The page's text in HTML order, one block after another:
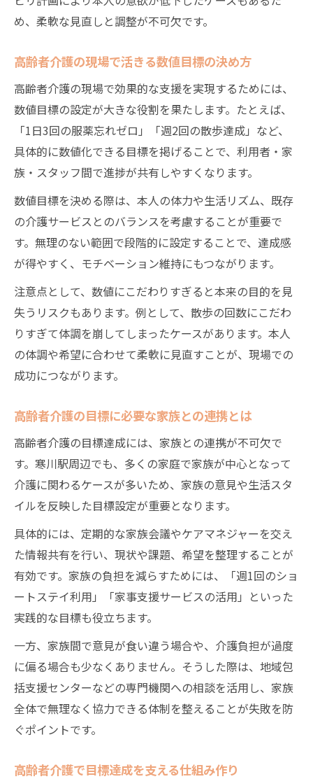
め、柔軟な見直しと調整が不可欠です。
高齢者介護の現場で活きる数値目標の決め方
高齢者介護の現場で効果的な支援を実現するためには、
数値目標の設定が大きな役割を果たします。たとえば、
「1日3回の服薬忘れゼロ」「週2回の散歩達成」など、
具体的に数値化できる目標を掲げることで、利用者・家
族・スタッフ間で進捗が共有しやすくなります。
数値目標を決める際は、本人の体力や生活リズム、既存
の介護サービスとのバランスを考慮することが重要で
す。無理のない範囲で段階的に設定することで、達成感
が得やすく、モチベーション維持にもつながります。
注意点として、数値にこだわりすぎると本来の目的を見
失うリスクもあります。例として、散歩の回数にこだわ
りすぎて体調を崩してしまったケースがあります。本人
の体調や希望に合わせて柔軟に見直すことが、現場での
成功につながります。
高齢者介護の目標に必要な家族との連携とは
高齢者介護の目標達成には、家族との連携が不可欠で
す。寒川駅周辺でも、多くの家庭で家族が中心となって
介護に関わるケースが多いため、家族の意見や生活スタ
イルを反映した目標設定が重要となります。
具体的には、定期的な家族会議やケアマネジャーを交え
た情報共有を行い、現状や課題、希望を整理することが
有効です。家族の負担を減らすためには、「週1回のショ
ートステイ利用」「家事支援サービスの活用」といった
実践的な目標も役立ちます。
一方、家族間で意見が食い違う場合や、介護負担が過度
に偏る場合も少なくありません。そうした際は、地域包
括支援センターなどの専門機関への相談を活用し、家族
全体で無理なく協力できる体制を整えることが失敗を防
ぐポイントです。
高齢者介護で目標達成を支える仕組み作り